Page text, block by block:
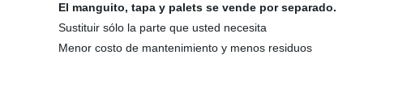
El manguito, tapa y palets se vende por separado.
Sustituir sólo la parte que usted necesita
Menor costo de mantenimiento y menos residuos